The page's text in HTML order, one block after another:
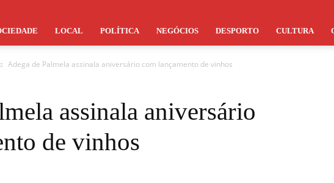
LOCAL POLÍTICA NEGÓCIOS DESPORTO CULTURA
Adega de Palmela assinala aniversário com lançamento de vinhos
assinala aniversário
de vinhos